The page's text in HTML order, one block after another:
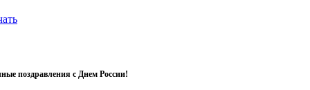
поздравления с Днем России!